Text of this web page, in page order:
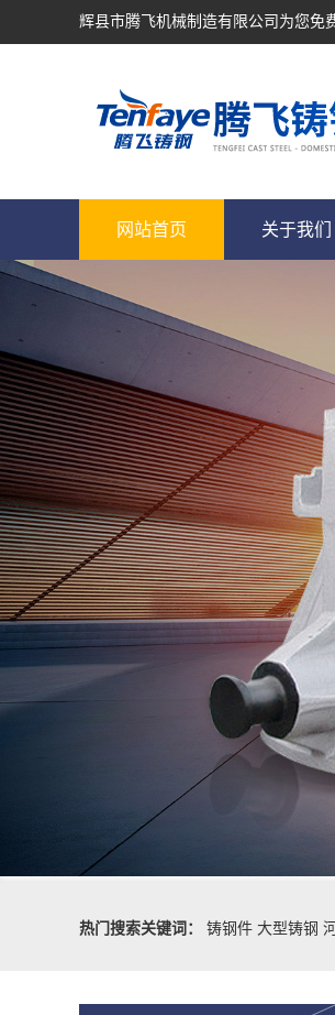
辉县市腾飞机械制造有限公司为您免
网站首页 关于我们
热门搜索关键词：
铸钢件 大型铸钢